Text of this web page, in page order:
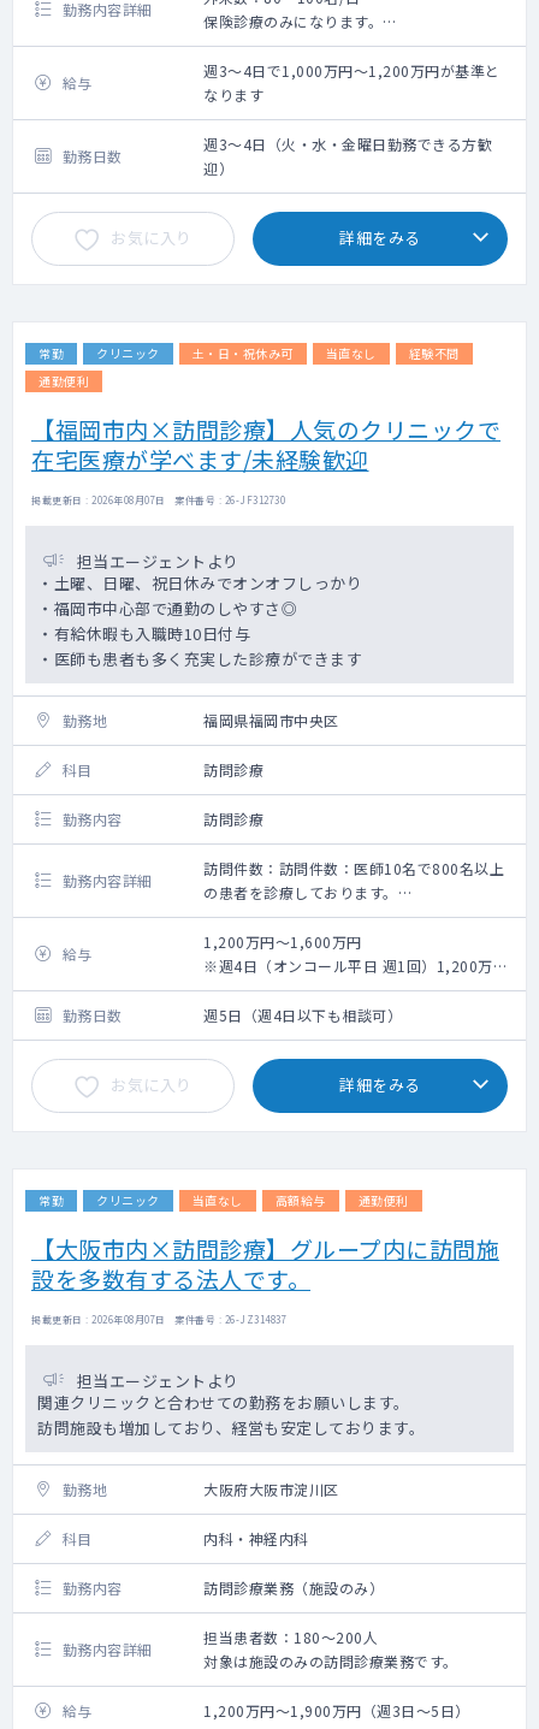
勤務内容詳細
保険診療のみになります。
※Web予約、当日予約のかたも診察いただき
ます。
（30分6枠、初診は1人あたり10分での調整を
行っております）
給与
週3～4日で1,000万円～1,200万円が基準と
なります
勤務日数
週3～4日（火・水・金曜日勤務できる方歓
迎）
お気に入り 詳細をみる
常勤 クリニック 土・日・祝休み可 当直なし
経験不問
通勤便利
【福岡市内×訪問診療】人気のクリニックで
在宅医療が学べます/未経験歓迎
掲載更新日 : 2026年08月07日 案件番号 : 26-JF312730
担当エージェントより
・土曜、日曜、祝日休みでオンオフしっかり
・福岡市中心部で通勤のしやすさ◎
・有給休暇も入職時10日付与
・医師も患者も多く充実した診療ができます
勤務地 福岡県福岡市中央区
科目 訪問診療
勤務内容 訪問診療
勤務内容詳細
訪問件数：訪問件数：医師10名で800名以上
の患者を診療しております。
居宅換算で1日7～8件訪問していただきます
基本はスタッフが運転し、居宅（施設）に向
かいます。
給与
1,200万円～1,600万円
※週4日（オンコール平日 週1回）1,200万円
～
週5日（オンコール平日 週1回）1,500万円
～
勤務日数 週5日（週4日以下も相談可）
お気に入り 詳細をみる
常勤 クリニック 当直なし 高額給与 通勤便利
【大阪市内×訪問診療】グループ内に訪問施
設を多数有する法人です。
掲載更新日 : 2026年08月07日 案件番号 : 26-JZ314837
担当エージェントより
関連クリニックと合わせての勤務をお願いします。
訪問施設も増加しており、経営も安定しております。
勤務地 大阪府大阪市淀川区
科目 内科・神経内科
勤務内容 訪問診療業務（施設のみ）
勤務内容詳細
担当患者数：180～200人
対象は施設のみの訪問診療業務です。
給与 1,200万円～1,900万円（週3日～5日）